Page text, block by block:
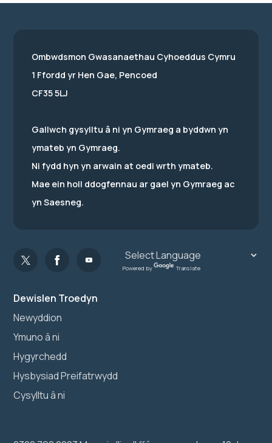
Dewislen Troedyn
Newyddion
Ymuno â ni
Hygyrchedd
Hysbysiad Preifatrwydd
Cysylltu â ni
Ombwdsmon Gwasanaethau Cyhoeddus Cymru
1 Ffordd yr Hen Gae, Pencoed
CF35 5LJ
Gallwch gysylltu â ni yn Gymraeg a byddwn yn
ymateb yn Gymraeg.
Ni fydd hyn yn arwain at oedi wrth ymateb.
Mae ein holl ddogfennau ar gael yn Gymraeg ac
yn Saesneg.
Powered by Translate